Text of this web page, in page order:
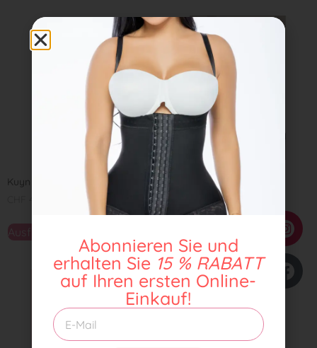
Kuyn 2062
Ausführung wählen
Duqueza 1340
CHF
Abonnieren Sie und
erhalten Sie 15 % RABATT
auf Ihren ersten Online-
Einkauf!